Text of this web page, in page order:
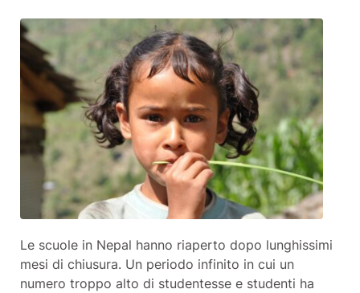
Le scuole in Nepal hanno riaperto dopo lunghissimi
mesi di chiusura. Un periodo infinito in cui un
numero troppo alto di studentesse e studenti ha